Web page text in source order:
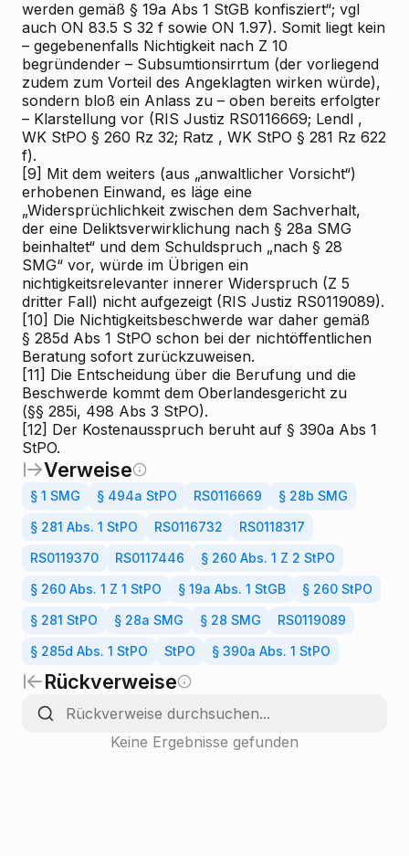
werden gemäß § 19a Abs 1 StGB konfisziert“; vgl
auch ON 83.5 S 32 f sowie ON 1.97). Somit liegt kein
– gegebenenfalls Nichtigkeit nach Z 10
begründender – Subsumtionsirrtum (der vorliegend
zudem zum Vorteil des Angeklagten wirken würde),
sondern bloß ein Anlass zu – oben bereits erfolgter
– Klarstellung vor (RIS Justiz RS0116669; Lendl ,
WK StPO § 260 Rz 32; Ratz , WK StPO § 281 Rz 622
f).
[9] Mit dem weiters (aus „anwaltlicher Vorsicht“)
erhobenen Einwand, es läge eine
„Widersprüchlichkeit zwischen dem Sachverhalt,
der eine Deliktsverwirklichung nach § 28a SMG
beinhaltet“ und dem Schuldspruch „nach § 28
SMG“ vor, würde im Übrigen ein
nichtigkeitsrelevanter innerer Widerspruch (Z 5
dritter Fall) nicht aufgezeigt (RIS Justiz RS0119089).
[10] Die Nichtigkeitsbeschwerde war daher gemäß
§ 285d Abs 1 StPO schon bei der nichtöffentlichen
Beratung sofort zurückzuweisen.
[11] Die Entscheidung über die Berufung und die
Beschwerde kommt dem Oberlandesgericht zu
(§§ 285i, 498 Abs 3 StPO).
[12] Der Kostenausspruch beruht auf § 390a Abs 1
StPO.
Verweise
§ 1 SMG § 494a StPO RS0116669 § 28b SMG
§ 281 Abs. 1 StPO RS0116732 RS0118317
RS0119370 RS0117446 § 260 Abs. 1 Z 2 StPO
§ 260 Abs. 1 Z 1 StPO § 19a Abs. 1 StGB § 260 StPO
§ 281 StPO § 28a SMG § 28 SMG RS0119089
§ 285d Abs. 1 StPO StPO § 390a Abs. 1 StPO
Rückverweise
Keine Ergebnisse gefunden